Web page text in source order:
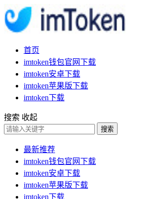
首页
imtoken钱包官网下载
imtoken安卓下载
imtoken苹果版下载
imtoken下载
搜索 收起
搜索
最新推荐
imtoken钱包官网下载
imtoken安卓下载
imtoken苹果版下载
imtoken下载